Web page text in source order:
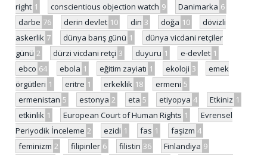
right 1 conscientious objection watch 9 Danimarka 6
darbe 76 derin devlet 10 din 3 doğa 10
dövizli
askerlik 7 dünya barış günü 1
dünya vicdani retçiler
günü 2 dürzi vicdani retçi 3 duyuru 1 e-devlet 1
ebco 64 ebola 1 eğitim zayiatı 1 ekoloji 3
emek
örgütleri 1 eritre 1 erkeklik 18 ermeni 5
ermenistan 5 estonya 2 eta 5 etiyopya 4 Etkiniz 1
etkinlik 1 European Court of Human Rights 1
Evrensel
Periyodik İnceleme 2 ezidi 1 fas 1 faşizm 4
feminizm 2 filipinler 6 filistin 36 Finlandiya 9